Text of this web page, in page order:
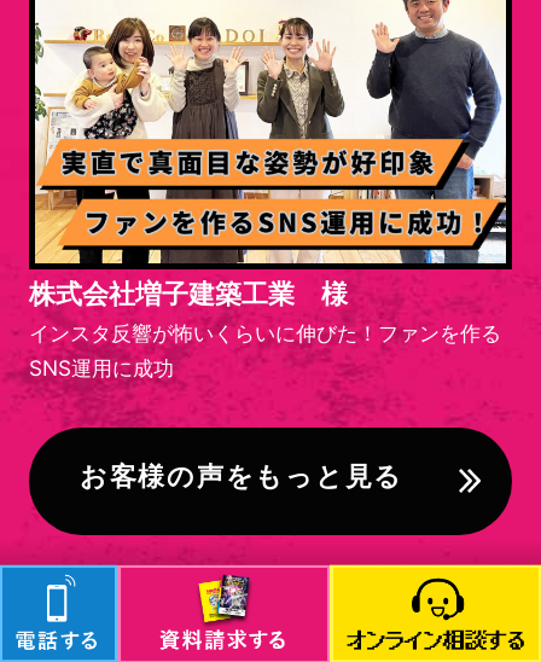
株式会社増子建築工業 様
インスタ反響が怖いくらいに伸びた！ファンを作る
SNS運用に成功
お客様の声をもっと見る